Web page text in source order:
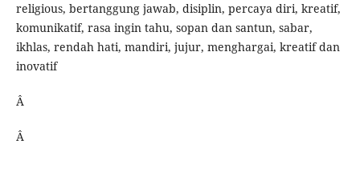
religious, bertanggung jawab, disiplin, percaya diri, kreatif,
komunikatif, rasa ingin tahu, sopan dan santun, sabar,
ikhlas, rendah hati, mandiri, jujur, menghargai, kreatif dan
inovatif
Â
Â